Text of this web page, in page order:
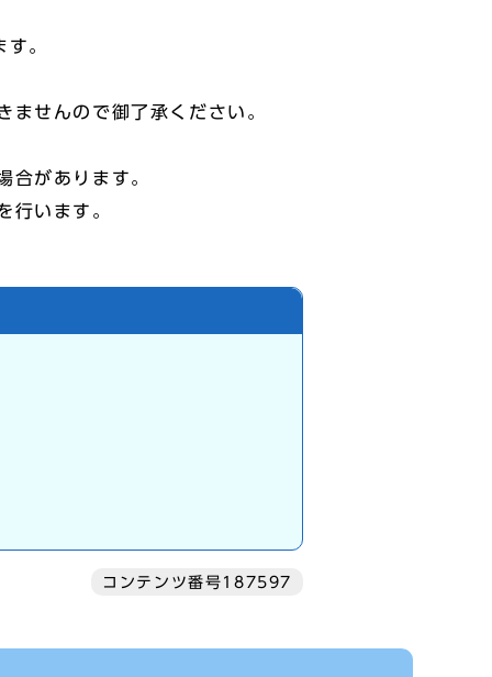
。
せんので御了承ください。
合があります。
います。
コンテンツ番号187597